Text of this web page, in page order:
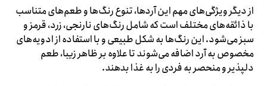
از دیگر ویژگی‌های مهم این آردها، تنوع رنگ‌ها و طعم‌های متناسب
با ذائقه‌های مختلف است که شامل رنگ‌های نارنجی، زرد، قرمز و
سبز می‌شود. این رنگ‌ها به شکل طبیعی و با استفاده از ادویه‌های
مخصوص به آرد اضافه می‌شوند تا علاوه بر ظاهر زیبا، طعم
دلپذیر و منحصر به فردی را به غذا بدهند.